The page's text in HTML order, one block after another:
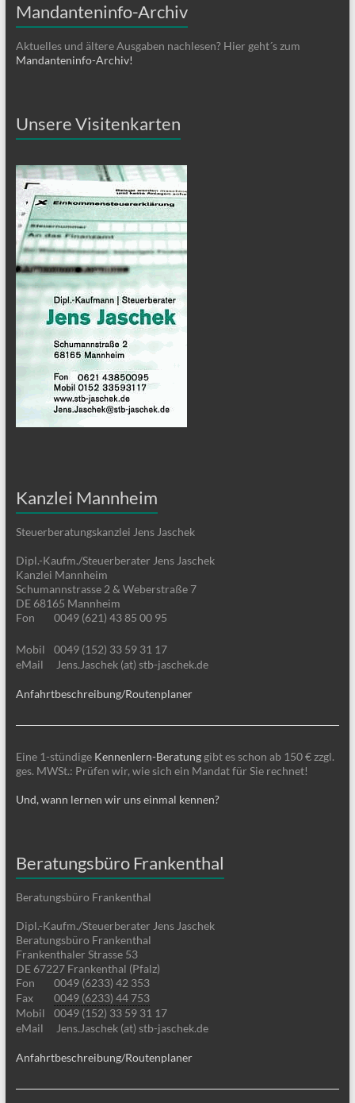
Mandanteninfo-Archiv
Aktuelles und ältere Ausgaben nachlesen? Hier geht´s zum
Mandanteninfo-Archiv!
Unsere Visitenkarten
Kanzlei Mannheim
Steuerberatungskanzlei Jens Jaschek
Dipl.-Kaufm./Steuerberater Jens Jaschek
Kanzlei Mannheim
Schumannstrasse 2 & Weberstraße 7
DE 68165 Mannheim
Fon
0049 (621) 43 85 00 95
Mobil
0049 (152) 33 59 31 17
eMail
Jens.Jaschek (at) stb-jaschek.de
Anfahrtbeschreibung/Routenplaner
Eine 1-stündige Kennenlern-Beratunggibt es schon ab 150 € zzgl.
ges. MWSt.: Prüfen wir, wie sich ein Mandat für Sie rechnet!
Und, wann lernen wir uns einmal kennen?
Beratungsbüro Frankenthal
Beratungsbüro Frankenthal
Dipl.-Kaufm./Steuerberater Jens Jaschek
Beratungsbüro Frankenthal
Frankenthaler Strasse 53
DE 67227 Frankenthal (Pfalz)
Fon
0049 (6233) 42 353
Fax
0049 (6233) 44 753
Mobil
0049 (152) 33 59 31 17
eMail
Jens.Jaschek (at) stb-jaschek.de
Anfahrtbeschreibung/Routenplaner